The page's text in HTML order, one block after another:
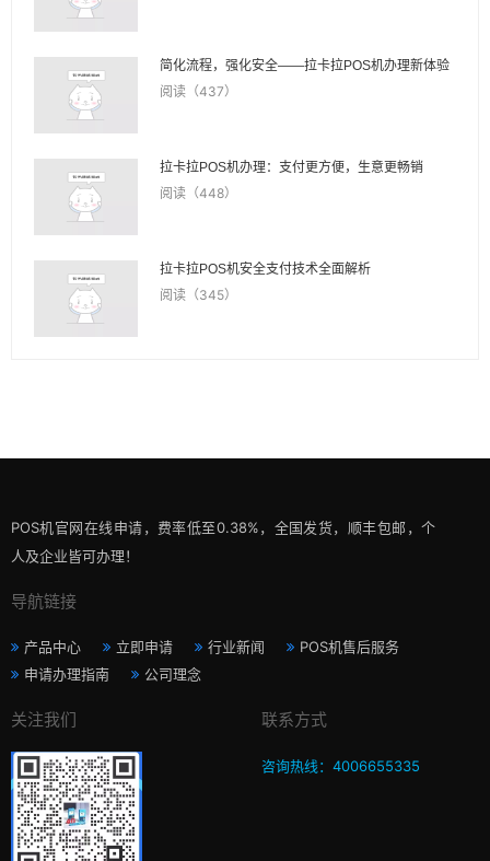
简化流程，强化安全——拉卡拉POS机办理新体验
阅读（437）
拉卡拉POS机办理：支付更方便，生意更畅销
阅读（448）
拉卡拉POS机安全支付技术全面解析
阅读（345）
POS机官网在线申请，费率低至0.38%，全国发货，顺丰包邮，个
人及企业皆可办理！
导航链接
产品中心 立即申请 行业新闻
POS机售后服务
申请办理指南
公司理念
关注我们 联系方式
咨询热线：4006655335